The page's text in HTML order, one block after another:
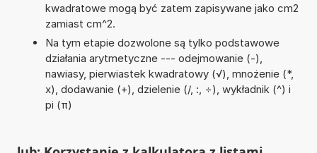
kwadratowe mogą być zatem zapisywane jako cm2
zamiast cm^2.
Na tym etapie dozwolone są tylko podstawowe
działania arytmetyczne --- odejmowanie (-),
nawiasy, pierwiastek kwadratowy (√), mnożenie (*,
x), dodawanie (+), dzielenie (/, :, ÷), wykładnik (^) i
pi (π)